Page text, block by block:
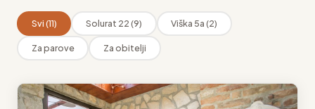
Svi (11) Solurat 22 (9) Viška 5a (2)
Za parove Za obitelji